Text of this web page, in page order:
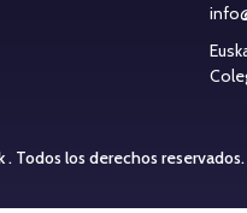
Todos los derechos reservados.